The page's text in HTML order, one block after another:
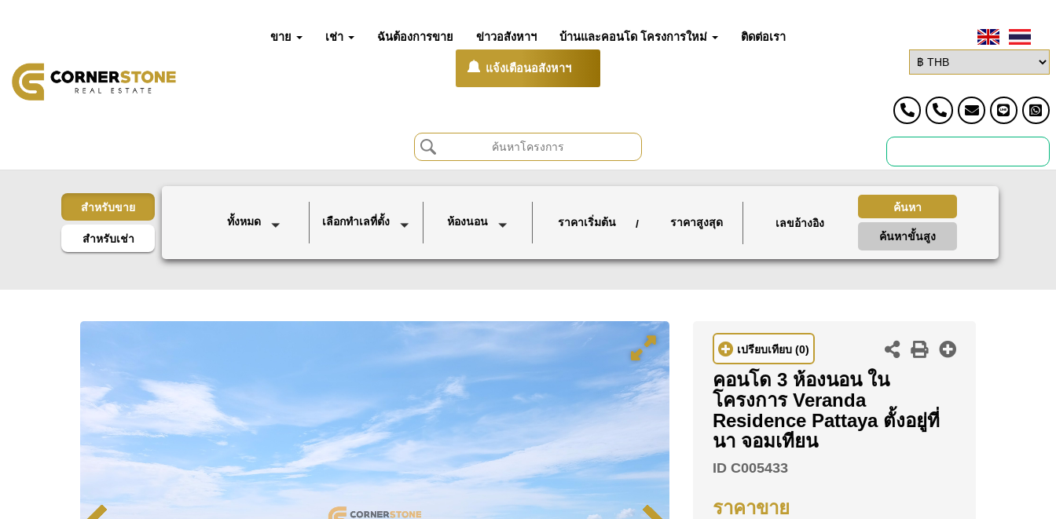
ขาย เช่า ฉันต้องการขาย ข่าวอสังหาฯ บ้านและคอนโด โครงการใหม่ ติดต่อเรา
แจ้งเตือนอสังหาฯ
สำหรับขาย
สำหรับเช่า
ทั้งหมด เลือกทำเลที่ตั้ง ห้องนอน ราคาเริ่มต้น / ราคาสูงสุด
ค้นหา
ค้นหาขั้นสูง
เปรียบเทียบ (0)
คอนโด 3 ห้องนอน ใน
โครงการ Veranda
Residence Pattaya ตั้งอยู่ที่
นา จอมเทียน
ID C005433
ราคาขาย